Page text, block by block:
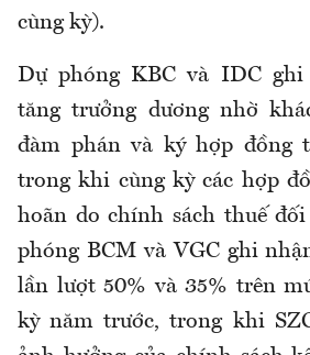
cùng kỳ).
Dự phóng KBC và IDC
tăng trưởng dương nhờ
đàm phán và ký hợp đồng
trong khi cùng kỳ các hợp
hoãn do chính sách thuế
phóng BCM và VGC ghi
lần lượt 50% và 35% trên
kỳ năm trước, trong khi